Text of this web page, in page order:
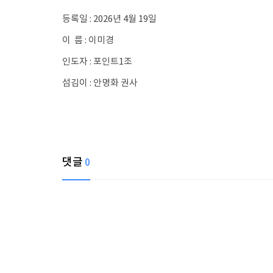
등록일 : 2026년 4월 19일
이 름 : 이미경
인도자 : 포인트1조
섬김이 : 안명화 권사
댓글 0